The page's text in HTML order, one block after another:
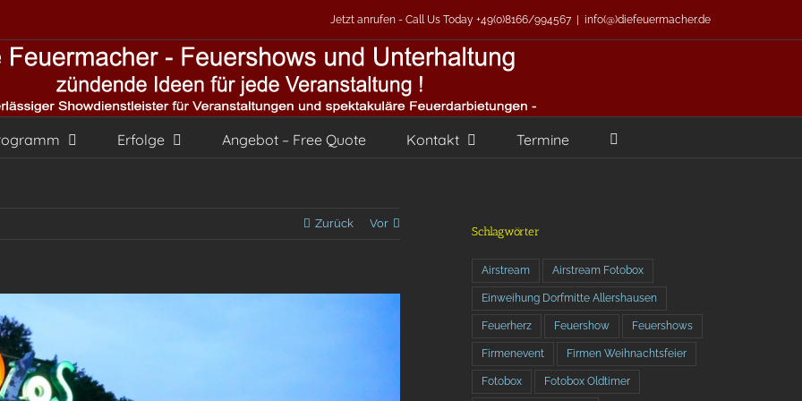
Jetzt anrufen - Call Us Today +49(0)8166/994567 info(@)diefeuermacher.de
Erfolge Angebot – Free Quote Kontakt Termine
Zurück Vor
Schlagwörter
Airstream Airstream Fotobox
Einweihung Dorfmitte Allershausen
Feuerherz Feuershow Feuershows
Firmenevent Firmen Weihnachtsfeier
Fotobox Fotobox Oldtimer